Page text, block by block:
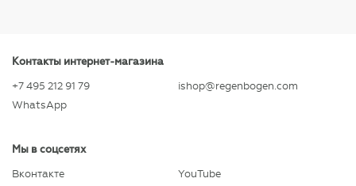
Контакты интернет-магазина
+7 495 212 91 79
WhatsApp
ishop@regenbogen.com
Мы в соцсетях
Вконтакте
YouTube